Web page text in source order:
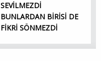
SEVİLMEZDİ
BUNLARDAN BİRİSİ DE
FİKRİ SÖNMEZDİ